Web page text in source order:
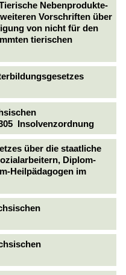
Nebenprodukte-
Vorschriften über
von nicht für den
tierischen
Insolvenzordnung
über die staatliche
Diplom-
Heilpädagogen im